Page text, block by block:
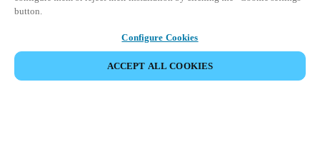
button.
Configure Cookies
ACCEPT ALL COOKIES